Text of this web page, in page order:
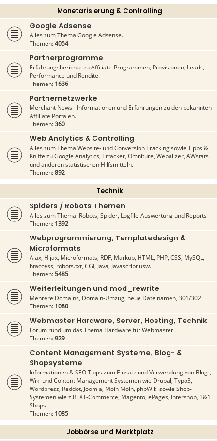
Monetarisierung & Controlling
Google Adsense
Alles zum Thema Google Adsense.
Themen:4054
Partnerprogramme
Erfahrungsberichte zu Affiliate-Programmen, Provisionen, Leads,
Performance und Rendite.
Themen: 1636
Partnernetzwerke
Merchant News - Informationen und Erfahrungen zu den bekannten
Affiliate Portalen.
Themen:360
Web Analytics & Controlling
Alles zum Thema Website- und Conversion Tracking sowie Tipps &
Kniffe zu Google Analytics, Etracker, Omniture, Webalizer, AWstats
und anderen statistischen Hilfsmitteln.
Themen:892
Technik
Spiders / Robots Themen
Alles zum Thema: Robots, Spider, Logfile-Auswertung und Reports
Themen: 1392
Webprogrammierung, Templatedesign &
Microformats
Ajax, Hijax, Microformats, RDF, Markup, HTML, PHP, CSS, MySQL,
htaccess, robots.txt, CGI, Java, Javascript usw.
Themen:5485
Weiterleitungen und mod_rewrite
Mehrere Domains, Domain-Umzug, neue Dateinamen, 301/302
Themen: 1080
Webmaster Hardware, Server, Hosting, Technik
Forum rund um das Thema Hardware für Webmaster.
Themen:929
Content Management Systeme, Blog- &
Shopsysteme
Informationen & SEO Tipps zum Einsatz und Verwendung von Blog-,
Wiki und Content Management Systemen wie Drupal, Typo3,
Wordpress, Reddot, Joomla, Moin Moin, phpWiki sowie Shop-
Systemen wie z.B. XT-Commerce, Magento, ePages, Intershop, 1&1
Shops.
Themen: 1085
Jobbörse und Marktplatz